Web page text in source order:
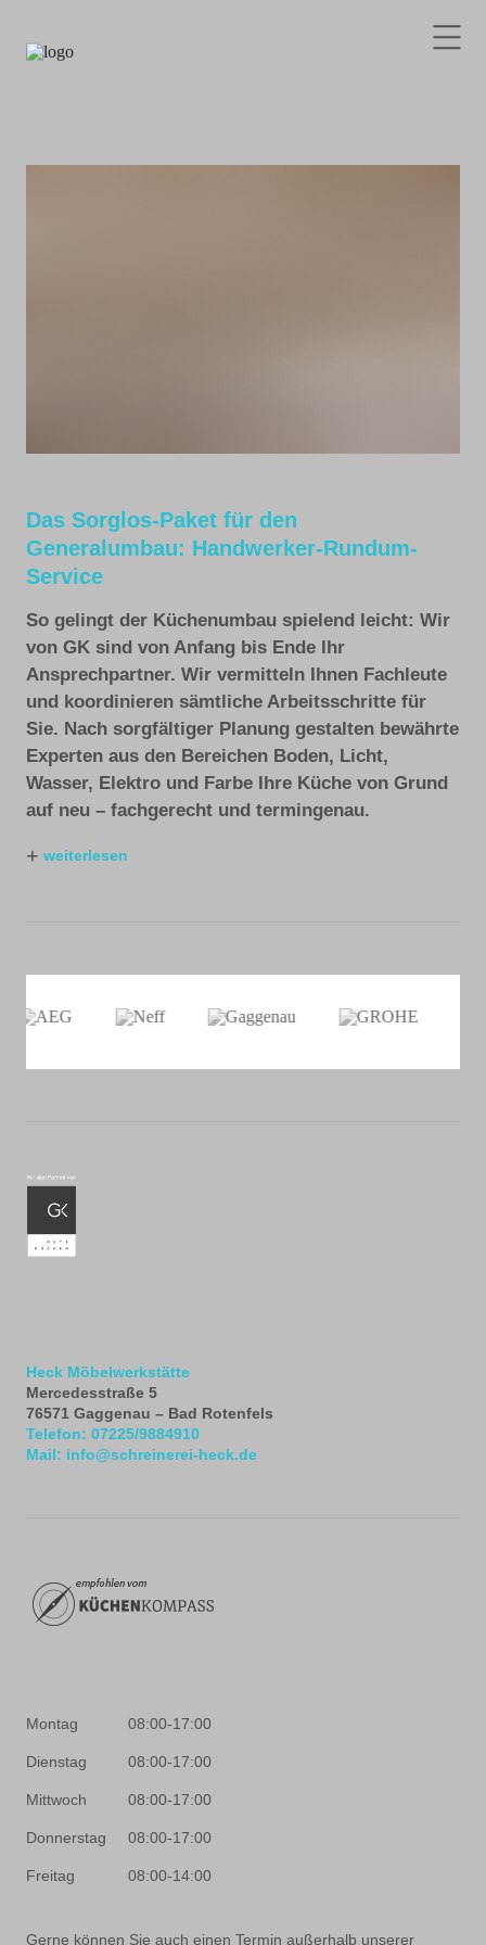
Das Sorglos-Paket für den
Generalumbau: Handwerker-Rundum-
Service
So gelingt der Küchenumbau spielend leicht: Wir
von GK sind von Anfang bis Ende Ihr
Ansprechpartner. Wir vermitteln Ihnen Fachleute
und koordinieren sämtliche Arbeitsschritte für
Sie. Nach sorgfältiger Planung gestalten bewährte
Experten aus den Bereichen Boden, Licht,
Wasser, Elektro und Farbe Ihre Küche von Grund
auf neu – fachgerecht und termingenau.
+ weiterlesen
Heck Möbelwerkstätte
Mercedesstraße 5
76571 Gaggenau – Bad Rotenfels
Telefon: 07225/9884910
Mail: info@schreinerei-heck.de
Montag 08:00-17:00
Dienstag 08:00-17:00
Mittwoch 08:00-17:00
Donnerstag 08:00-17:00
Freitag 08:00-14:00
Gerne können Sie auch einen Termin außerhalb unserer